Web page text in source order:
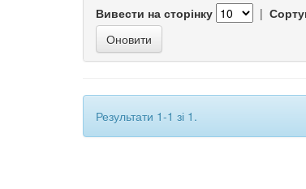
Вивести на сторінку |
Результати 1-1 зі 1.